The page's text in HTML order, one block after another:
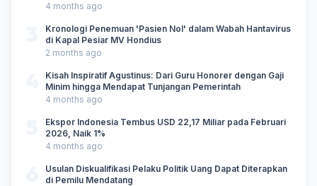
4 months ago
Kronologi Penemuan 'Pasien Nol' dalam Wabah Hantavirus
di Kapal Pesiar MV Hondius
2 months ago
Kisah Inspiratif Agustinus: Dari Guru Honorer dengan Gaji
Minim hingga Mendapat Tunjangan Pemerintah
4 months ago
Ekspor Indonesia Tembus USD 22,17 Miliar pada Februari
2026, Naik 1%
4 months ago
Usulan Diskualifikasi Pelaku Politik Uang Dapat Diterapkan
di Pemilu Mendatang